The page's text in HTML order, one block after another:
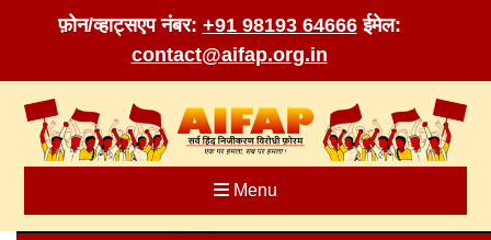
फ़ोन/व्हाट्सएप नंबर: +91 98193 64666 ईमेल:
contact@aifap.org.in
content
Menu